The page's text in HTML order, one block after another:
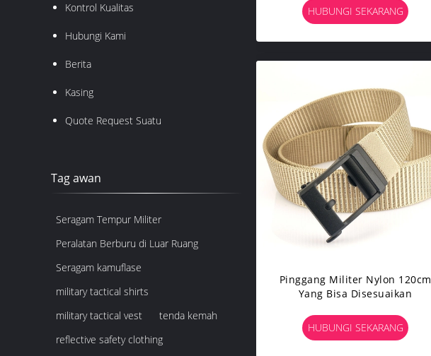
Kontrol Kualitas
Hubungi Kami
Berita
Kasing
Quote Request Suatu
Tag awan
Seragam Tempur Militer
Peralatan Berburu di Luar Ruang
Seragam kamuflase
military tactical shirts
military tactical vest
tenda kemah
reflective safety clothing
HUBUNGI SEKARANG
Pinggang Militer Nylon 120cm
Yang Bisa Disesuaikan
HUBUNGI SEKARANG